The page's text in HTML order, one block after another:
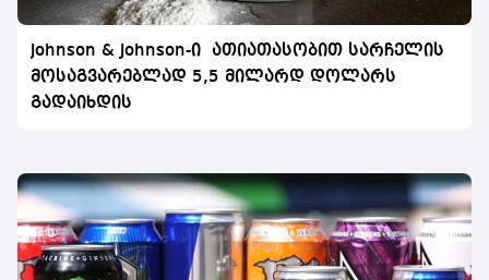
Johnson & Johnson-ი ათიათასობით სარჩელის
მოსაგვარებლად 5,5 მილარდ დოლარს
გადაიხდის